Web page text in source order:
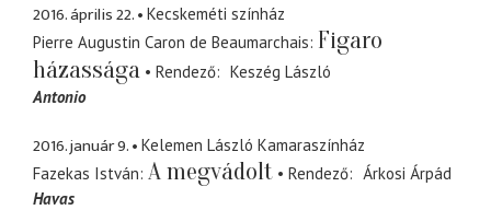
2016. április 22.
Kecskeméti színház
Pierre Augustin Caron de Beaumarchais Figaro
házassága
Rendező
Keszég László
Antonio
2016. január 9.
Kelemen László Kamaraszínház
Fazekas István A megvádolt Rendező
Árkosi Árpád
Havas